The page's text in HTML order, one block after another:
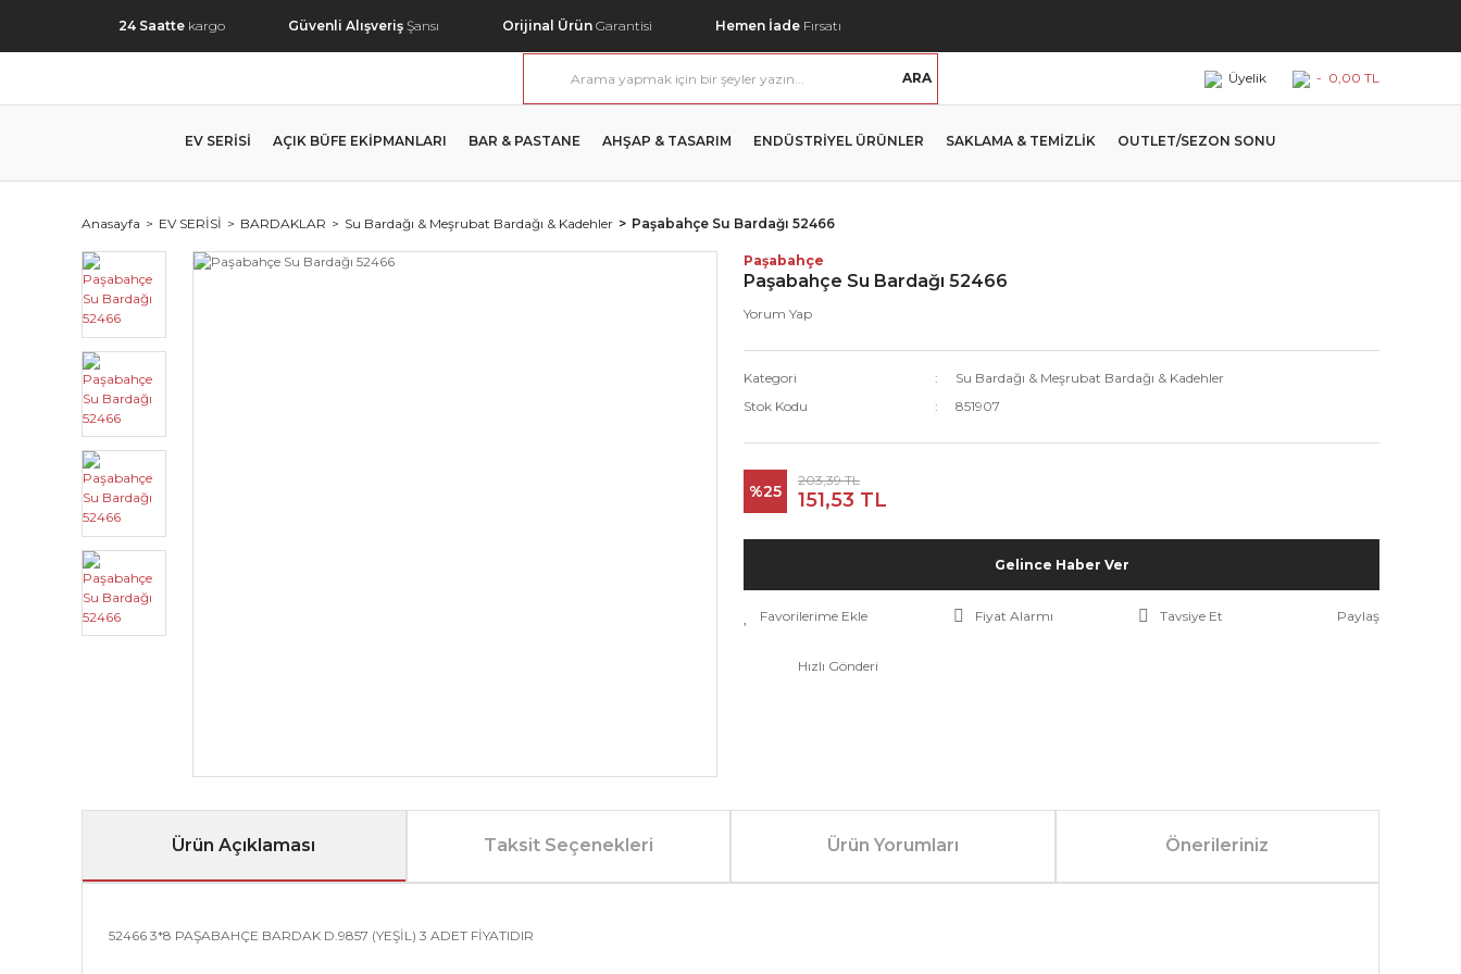
24 Saatte kargo Güvenli Alışveriş Şansı Orijinal Ürün Garantisi Hemen İade Fırsatı
ARA Üyelik - 0,00 TL
EV SERİSİ AÇIK BÜFE EKİPMANLARI BAR & PASTANE AHŞAP & TASARIM ENDÜSTRİYEL ÜRÜNLER SAKLAMA & TEMİZLİK OUTLET/SEZON SONU
Anasayfa EV SERİSİ BARDAKLAR Su Bardağı & Meşrubat Bardağı & Kadehler Paşabahçe Su Bardağı 52466
Paşabahçe
Paşabahçe Su Bardağı 52466
Yorum Yap
Kategori
Su Bardağı & Meşrubat Bardağı & Kadehler
Stok Kodu
851907
%25
203,39 TL
151,53 TL
Gelince Haber Ver
Fiyat Alarmı Tavsiye Et Paylaş
Hızlı Gönderi
Ürün Açıklaması Taksit Seçenekleri Ürün Yorumları Önerileriniz
52466 3*8 PAŞABAHÇE BARDAK D.9857 (YEŞİL) 3 ADET FİYATIDIR